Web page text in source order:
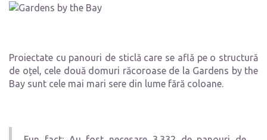
Proiectate cu panouri de sticlă care se află pe o structură
de oțel, cele două domuri răcoroase de la Gardens by the
Bay sunt cele mai mari sere din lume fără coloane.